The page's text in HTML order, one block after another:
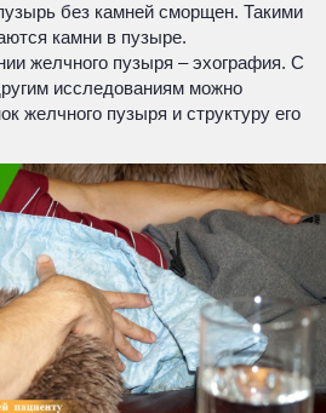
без камней сморщен. Такими
камни в пузыре.
желчного пузыря – эхография. С
исследованиям можно
желчного пузыря и структуру его